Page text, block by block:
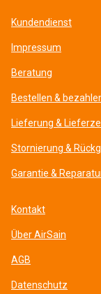
Kundendienst
Impressum
Beratung
Bestellen &
Lieferung &
Stornierung &
Garantie &
Kontakt
Über AirSain
AGB
Datenschutz